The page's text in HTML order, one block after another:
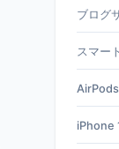
ブログ
スマー
iPhone